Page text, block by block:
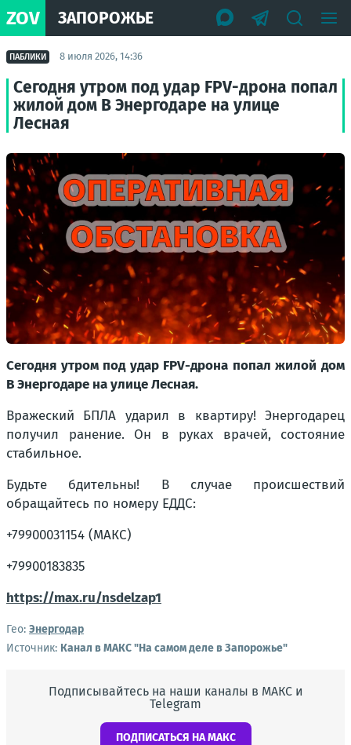
ZOV ЗАПОРОЖЬЕ
ПАБЛИКИ 8 июля 2026, 14:36
Сегодня утром под удар FPV-дрона попал
жилой дом В Энергодаре на улице
Лесная
Сегодня утром под удар FPV-дрона попал жилой дом
В Энергодаре на улице Лесная.
Вражеский БПЛА ударил в квартиру! Энергодарец
получил ранение. Он в руках врачей, состояние
стабильное.
Будьте бдительны! В случае происшествий
обращайтесь по номеру ЕДДС:
+79900031154 (МАКС)
+79900183835
https://max.ru/nsdelzap1
Гео: Энергодар
Источник: Канал в МАКС "На самом деле в Запорожье"
Подписывайтесь на наши каналы в МАКС и
Telegram
ПОДПИСАТЬСЯ НА МАКС